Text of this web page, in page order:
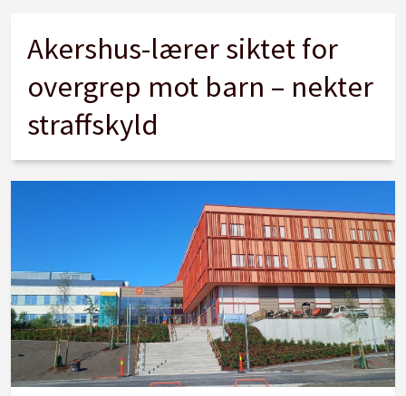
Akershus-lærer siktet for
overgrep mot barn – nekter
straffskyld